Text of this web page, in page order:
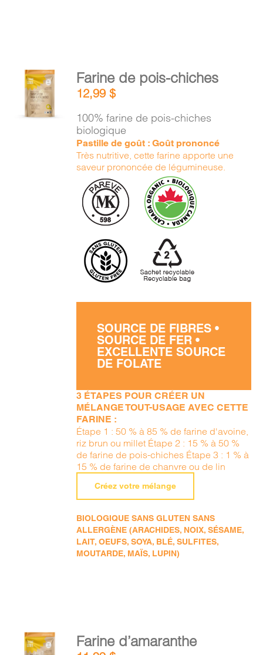
AJOUTER
AU
PANIER
Farine de pois-chiches
12,99$
100% farine de pois-chiches
biologique
Pastille de goût : Goût prononcé
Très nutritive, cette farine apporte une
saveur prononcée de légumineuse.
SOURCE DE FIBRES •
SOURCE DE FER •
EXCELLENTE SOURCE
DE FOLATE
3 ÉTAPES POUR CRÉER UN
MÉLANGE TOUT-USAGE AVEC CETTE
FARINE :
Étape 1 : 50 % à 85 % de farine d'avoine,
riz brun ou millet Étape 2 : 15 % à 50 %
de farine de pois-chiches Étape 3 : 1 % à
15 % de farine de chanvre ou de lin
Créez votre mélange
BIOLOGIQUE SANS GLUTEN SANS
ALLERGÈNE (ARACHIDES, NOIX, SÉSAME,
LAIT, OEUFS, SOYA, BLÉ, SULFITES,
MOUTARDE, MAÏS, LUPIN)
AJOUTER
AU
Farine d’amaranthe